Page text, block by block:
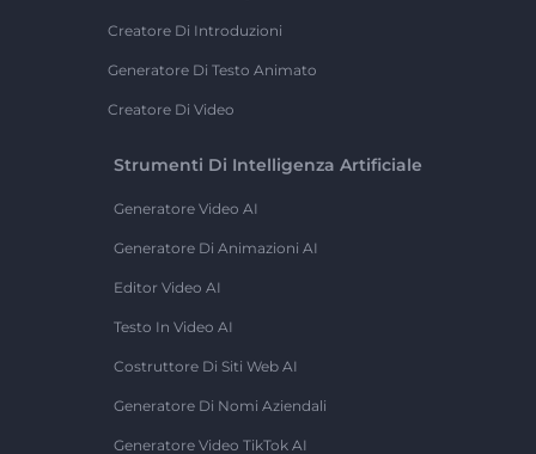
Creatore Di Introduzioni
Generatore Di Testo Animato
Creatore Di Video
Strumenti Di Intelligenza Artificiale
Generatore Video AI
Generatore Di Animazioni AI
Editor Video AI
Testo In Video AI
Costruttore Di Siti Web AI
Generatore Di Nomi Aziendali
Generatore Video TikTok AI